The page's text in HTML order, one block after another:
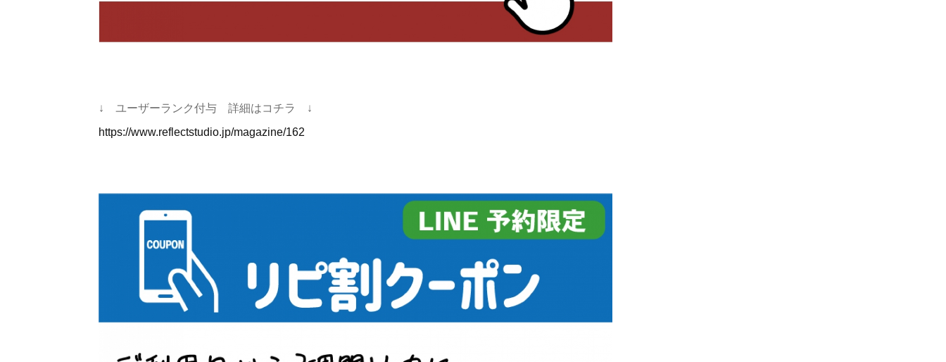
↓ ユーザーランク付与 詳細はコチラ ↓
https://www.reflectstudio.jp/magazine/162